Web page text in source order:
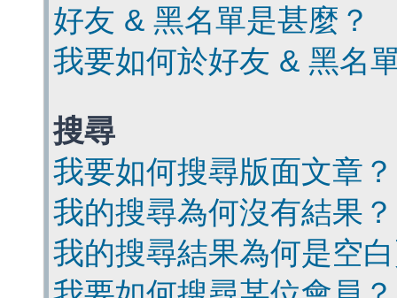
好友 & 黑名單是甚麼？
我要如何於好友 & 黑名
搜尋
我要如何搜尋版面文章？
我的搜尋為何沒有結果？
我的搜尋結果為何是空